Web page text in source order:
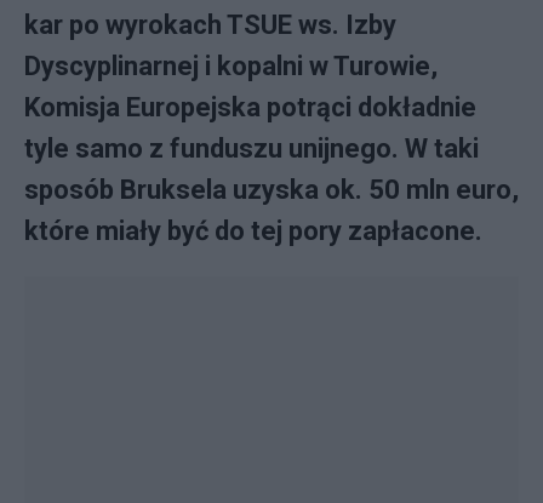
kar po wyrokach TSUE ws. Izby
Dyscyplinarnej i kopalni w Turowie,
Komisja Europejska potrąci dokładnie
tyle samo z funduszu unijnego. W taki
sposób Bruksela uzyska ok. 50 mln euro,
które miały być do tej pory zapłacone.